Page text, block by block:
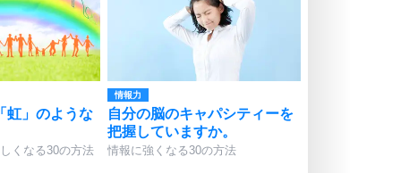
虹」のような
くなる30の方法
情報力
自分の脳のキャパシティーを
把握していますか。
情報に強くなる30の方法